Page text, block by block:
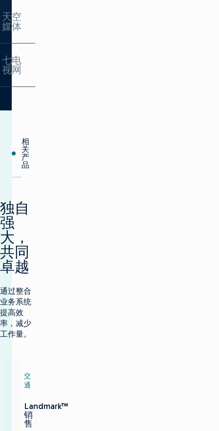
器：
根
预
定
义
标
为
评
每
分
放
置
30,000
个
Nine Network 采用
Imagine 的
GamePlan 实现了
五个市场的广告活
动。
天空
媒体
Sky Media 使用
Imagine 的
GamePlan 优化了
客户故事
七电
视网
投播到付费 "全面
电视交易解决方
案。
相
关
产
品
独自
强
大，
共同
卓越
通过整合
业务系统
提高效
率，减少
工作量。
交
通
Landmark™
销
售